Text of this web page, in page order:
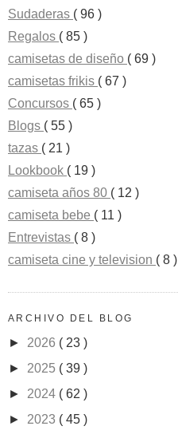
Sudaderas ( 96 )
Regalos ( 85 )
camisetas de diseño ( 69 )
camisetas frikis ( 67 )
Concursos ( 65 )
Blogs ( 55 )
tazas ( 21 )
Lookbook ( 19 )
camiseta años 80 ( 12 )
camiseta bebe ( 11 )
Entrevistas ( 8 )
camiseta cine y television ( 8 )
ARCHIVO DEL BLOG
► 2026 ( 23 )
► 2025 ( 39 )
► 2024 ( 62 )
► 2023 ( 45 )